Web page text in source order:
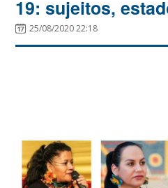
19: sujeitos,
25/08/2020 22:18